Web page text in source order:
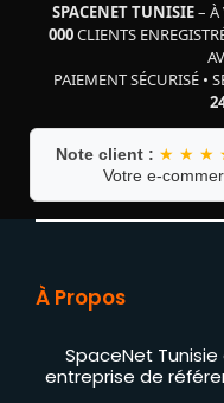
SPACENET TUNISIE– À
000CLIENTS
PAIEMENT SÉCURISÉ •
Note client : ★ ★ ★
Votre e-
À Propos
SpaceNet
entreprise de